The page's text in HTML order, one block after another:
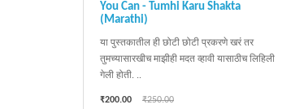
You Can - Tumhi Karu Shakta
(Marathi)
या पुस्तकातील ही छोटी छोटी प्रकरणे खरं तर
तुमच्यासारखीच माझीही मदत व्हावी यासाठीच लिहिली
गेली होती. ..
₹200.00
₹250.00